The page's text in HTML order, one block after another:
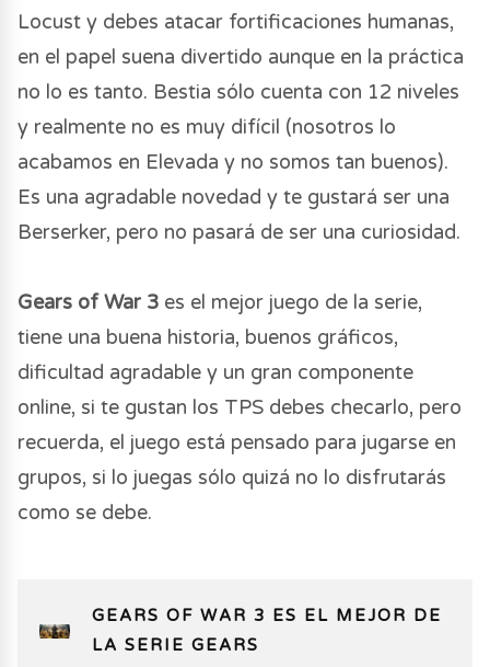
Locust y debes atacar fortificaciones humanas,
en el papel suena divertido aunque en la práctica
no lo es tanto. Bestia sólo cuenta con 12 niveles
y realmente no es muy difícil (nosotros lo
acabamos en Elevada y no somos tan buenos).
Es una agradable novedad y te gustará ser una
Berserker, pero no pasará de ser una curiosidad.
Gears of War 3 es el mejor juego de la serie,
tiene una buena historia, buenos gráficos,
dificultad agradable y un gran componente
online, si te gustan los TPS debes checarlo, pero
recuerda, el juego está pensado para jugarse en
grupos, si lo juegas sólo quizá no lo disfrutarás
como se debe.
GEARS OF WAR 3 ES EL MEJOR DE
LA SERIE GEARS